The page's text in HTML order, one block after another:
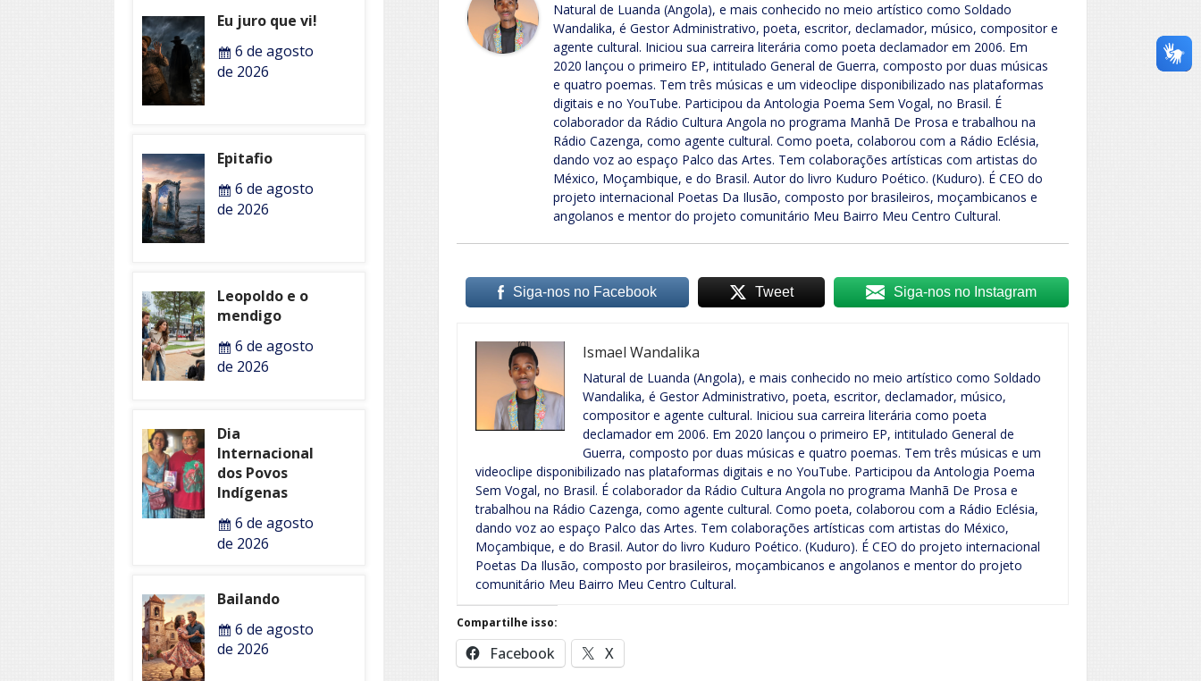
Natural de Luanda (Angola), e mais conhecido no meio artístico como Soldado
Wandalika, é Gestor Administrativo, poeta, escritor, declamador, músico, compositor e
agente cultural. Iniciou sua carreira literária como poeta declamador em 2006. Em
2020 lançou o primeiro EP, intitulado General de Guerra, composto por duas músicas
e quatro poemas. Tem três músicas e um videoclipe disponibilizado nas plataformas
digitais e no YouTube. Participou da Antologia Poema Sem Vogal, no Brasil. É
colaborador da Rádio Cultura Angola no programa Manhã De Prosa e trabalhou na
Rádio Cazenga, como agente cultural. Como poeta, colaborou com a Rádio Eclésia,
dando voz ao espaço Palco das Artes. Tem colaborações artísticas com artistas do
México, Moçambique, e do Brasil. Autor do livro Kuduro Poético. (Kuduro). É CEO do
projeto internacional Poetas Da Ilusão, composto por brasileiros, moçambicanos e
angolanos e mentor do projeto comunitário Meu Bairro Meu Centro Cultural.
Siga-nos no Facebook Tweet Siga-nos no Instagram
Ismael Wandalika
Natural de Luanda (Angola), e mais conhecido no meio artístico como Soldado
Wandalika, é Gestor Administrativo, poeta, escritor, declamador, músico,
compositor e agente cultural. Iniciou sua carreira literária como poeta
declamador em 2006. Em 2020 lançou o primeiro EP, intitulado General de
Guerra, composto por duas músicas e quatro poemas. Tem três músicas e um
videoclipe disponibilizado nas plataformas digitais e no YouTube. Participou da Antologia Poema
Sem Vogal, no Brasil. É colaborador da Rádio Cultura Angola no programa Manhã De Prosa e
trabalhou na Rádio Cazenga, como agente cultural. Como poeta, colaborou com a Rádio Eclésia,
dando voz ao espaço Palco das Artes. Tem colaborações artísticas com artistas do México,
Moçambique, e do Brasil. Autor do livro Kuduro Poético. (Kuduro). É CEO do projeto internacional
Poetas Da Ilusão, composto por brasileiros, moçambicanos e angolanos e mentor do projeto
comunitário Meu Bairro Meu Centro Cultural.
Compartilhe isso:
Facebook X
Eu juro que vi!
6 de agosto
de 2026
Epitafio
6 de agosto
de 2026
Leopoldo e o
mendigo
6 de agosto
de 2026
Dia
Internacional
dos Povos
Indígenas
6 de agosto
de 2026
Bailando
6 de agosto
de 2026